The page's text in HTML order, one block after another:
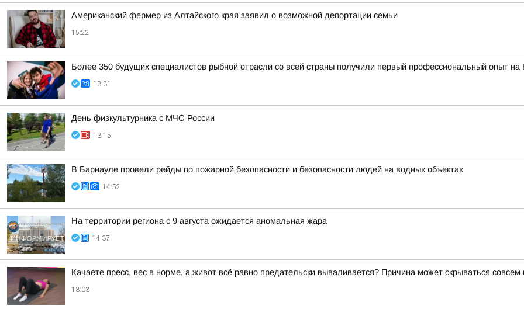
Американский фермер из Алтайского края заявил о возможной депортации семьи
15:22
Более 350 будущих специалистов рыбной отрасли со всей страны получили первый профессиональный опыт на
13:31
День физкультурника с МЧС России
13:15
В Барнауле провели рейды по пожарной безопасности и безопасности людей на водных объектах
14:52
На территории региона с 9 августа ожидается аномальная жара
14:37
Качаете пресс, вес в норме, а живот всё равно предательски вываливается? Причина может скрываться
13:03